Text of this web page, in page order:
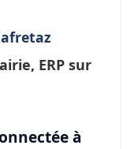
ERP sur
à